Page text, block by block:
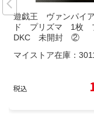
遊戯王 ヴァンパイ
ド プリズマ 1枚
DKC 未開封 ②
マイストア在庫：
税込